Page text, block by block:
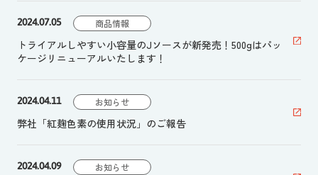
2024.07.05 商品情報
トライアルしやすい小容量のJソースが新発売！500gはパッ
ケージリニューアルいたします！
2024.04.11 お知らせ
弊社「紅麹色素の使用状況」のご報告
2024.04.09 お知らせ